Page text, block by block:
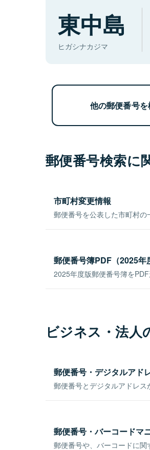
東中島
ヒガシナカジマ
他の郵便番号
郵便番号検索に
市町村変更情報
郵便番号を公表した市町村の
郵便番号簿PDF（2025年
2025年度版郵便番号簿を
ビジネス・法人
郵便番号・デジタルアド
郵便番号とデジタルアドレス
郵便番号・バーコードマ
郵便番号や、バーコードに関